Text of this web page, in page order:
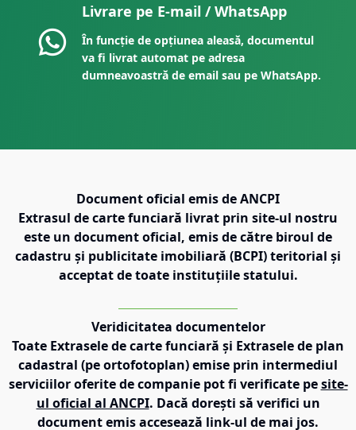
Livrare pe E-mail / WhatsApp
În funcție de opțiunea aleasă, documentul
va fi livrat automat pe adresa
dumneavoastră de email sau pe WhatsApp.
Document oficial emis de ANCPI
Extrasul de carte funciară livrat prin site-ul nostru
este un document oficial, emis de către biroul de
cadastru și publicitate imobiliară (BCPI) teritorial și
acceptat de toate instituțiile statului.
Veridicitatea documentelor
Toate Extrasele de carte funciară și Extrasele de plan
cadastral (pe ortofotoplan) emise prin intermediul
serviciilor oferite de companie pot fi verificate pe site-
ul oficial al ANCPI. Dacă dorești să verifici un
document emis accesează link-ul de mai jos.